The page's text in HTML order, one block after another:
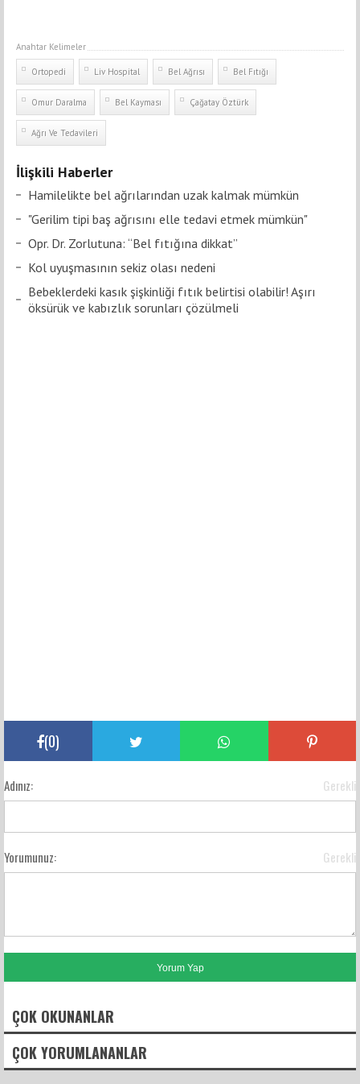
Anahtar Kelimeler
Ortopedi Liv Hospital Bel Ağrısı Bel Fıtığı
Omur Daralma Bel Kayması Çağatay Öztürk
Ağrı Ve Tedavileri
İlişkili Haberler
Hamilelikte bel ağrılarından uzak kalmak mümkün
"Gerilim tipi baş ağrısını elle tedavi etmek mümkün"
Opr. Dr. Zorlutuna: “Bel fıtığına dikkat”
Kol uyuşmasının sekiz olası nedeni
Bebeklerdeki kasık şişkinliği fıtık belirtisi olabilir! Aşırı
öksürük ve kabızlık sorunları çözülmeli
(0)
Adınız: Gerekli
Yorumunuz: Gerekli
ÇOK OKUNANLAR
ÇOK YORUMLANANLAR